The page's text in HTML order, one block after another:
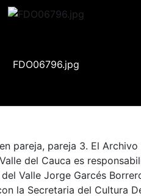
FDO06796.jpg
pareja, pareja 3. El
del Cauca es
Valle Jorge Garcés
la Secretaria del Cultura